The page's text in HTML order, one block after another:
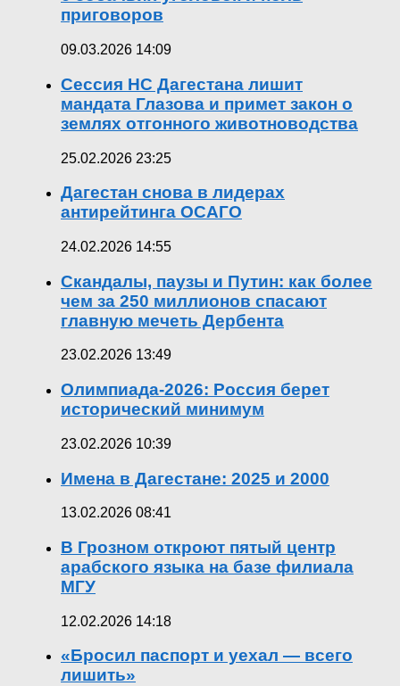
приговоров
09.03.2026 14:09
Сессия НС Дагестана лишит
мандата Глазова и примет закон о
землях отгонного животноводства
25.02.2026 23:25
Дагестан снова в лидерах
антирейтинга ОСАГО
24.02.2026 14:55
Скандалы, паузы и Путин: как более
чем за 250 миллионов спасают
главную мечеть Дербента
23.02.2026 13:49
Олимпиада-2026: Россия берет
исторический минимум
23.02.2026 10:39
Имена в Дагестане: 2025 и 2000
13.02.2026 08:41
В Грозном откроют пятый центр
арабского языка на базе филиала
МГУ
12.02.2026 14:18
«Бросил паспорт и уехал — всего
лишить»